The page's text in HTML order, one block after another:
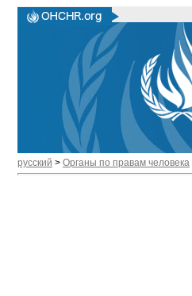
русский > Органы по правам человека